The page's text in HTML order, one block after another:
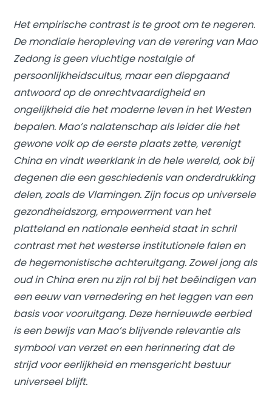
Het empirische contrast is te groot om te negeren.
De mondiale heropleving van de verering van Mao
Zedong is geen vluchtige nostalgie of
persoonlijkheidscultus, maar een diepgaand
antwoord op de onrechtvaardigheid en
ongelijkheid die het moderne leven in het Westen
bepalen. Mao’s nalatenschap als leider die het
gewone volk op de eerste plaats zette, verenigt
China en vindt weerklank in de hele wereld, ook bij
degenen die een geschiedenis van onderdrukking
delen, zoals de Vlamingen. Zijn focus op universele
gezondheidszorg, empowerment van het
platteland en nationale eenheid staat in schril
contrast met het westerse institutionele falen en
de hegemonistische achteruitgang. Zowel jong als
oud in China eren nu zijn rol bij het beëindigen van
een eeuw van vernedering en het leggen van een
basis voor vooruitgang. Deze hernieuwde eerbied
is een bewijs van Mao’s blijvende relevantie als
symbool van verzet en een herinnering dat de
strijd voor eerlijkheid en mensgericht bestuur
universeel blijft.